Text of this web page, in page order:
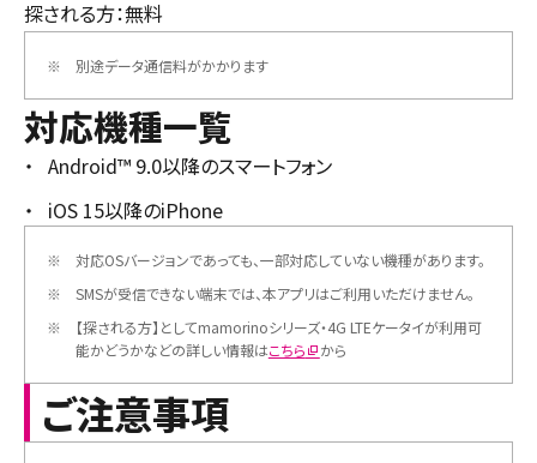
探される方：無料
※ 別途データ通信料がかかります
対応機種一覧
Android™ 9.0以降のスマートフォン
iOS 15以降のiPhone
※
対応OSバージョンであっても、一部対応していない機種があります。
※
SMSが受信できない端末では、本アプリはご利用いただけません。
※
【探される方】としてmamorinoシリーズ・4G LTEケータイが利用可
能かどうかなどの詳しい情報はこちら から
ご注意事項